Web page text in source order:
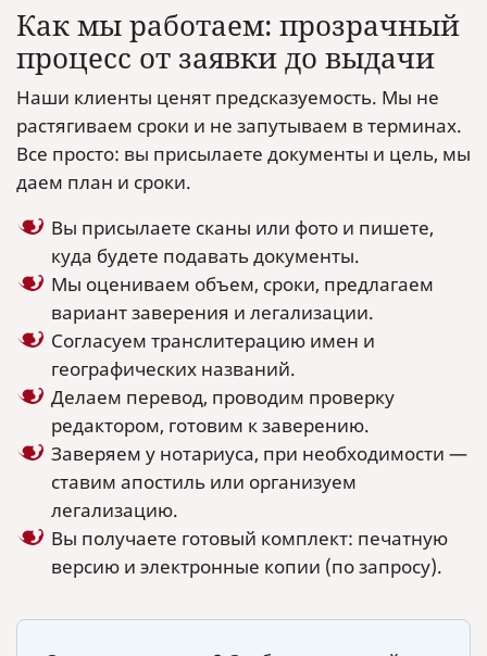
Как мы работаем: прозрачный
процесс от заявки до выдачи
Наши клиенты ценят предсказуемость. Мы не
растягиваем сроки и не запутываем в терминах.
Все просто: вы присылаете документы и цель, мы
даем план и сроки.
Вы присылаете сканы или фото и пишете,
куда будете подавать документы.
Мы оцениваем объем, сроки, предлагаем
вариант заверения и легализации.
Согласуем транслитерацию имен и
географических названий.
Делаем перевод, проводим проверку
редактором, готовим к заверению.
Заверяем у нотариуса, при необходимости —
ставим апостиль или организуем
легализацию.
Вы получаете готовый комплект: печатную
версию и электронные копии (по запросу).